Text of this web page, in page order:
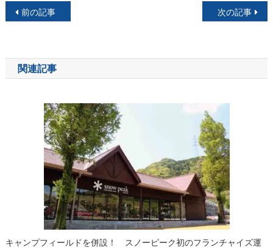
投
ナ
ビ
前の記事 次の記事
関連記事
キャンプフィールドを併設！ スノーピーク初のフランチャイズ運